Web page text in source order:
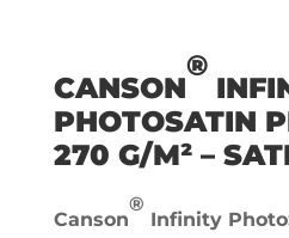
CANSON
®
PHOTOSATIN
270 G/M² –
Canson
®
Infinity